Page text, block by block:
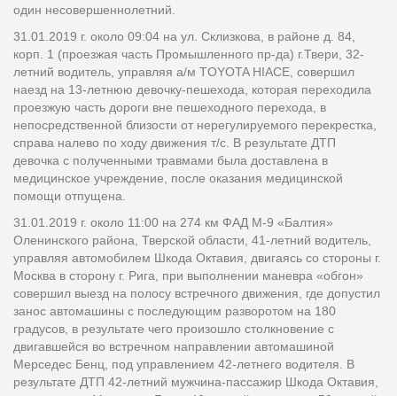
один несовершеннолетний.
31.01.2019 г. около 09:04 на ул. Склизкова, в районе д. 84,
корп. 1 (проезжая часть Промышленного пр-да) г.Твери, 32-
летний водитель, управляя а/м TOYOTA HIACE, совершил
наезд на 13-летнюю девочку-пешехода, которая переходила
проезжую часть дороги вне пешеходного перехода, в
непосредственной близости от нерегулируемого перекрестка,
справа налево по ходу движения т/с. В результате ДТП
девочка с полученными травмами была доставлена в
медицинское учреждение, после оказания медицинской
помощи отпущена.
31.01.2019 г. около 11:00 на 274 км ФАД М-9 «Балтия»
Оленинского района, Тверской области, 41-летний водитель,
управляя автомобилем Шкода Октавия, двигаясь со стороны г.
Москва в сторону г. Рига, при выполнении маневра «обгон»
совершил выезд на полосу встречного движения, где допустил
занос автомашины с последующим разворотом на 180
градусов, в результате чего произошло столкновение c
двигавшейся во встречном направлении автомашиной
Мерседес Бенц, под управлением 42-летнего водителя. В
результате ДТП 42-летний мужчина-пассажир Шкода Октавия,